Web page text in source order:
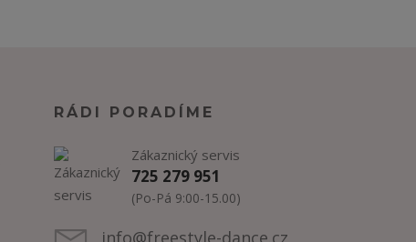
RÁDI PORADÍME
Zákaznický servis
725 279 951
(Po-Pá 9:00-15.00)
info@freestyle-dance.cz